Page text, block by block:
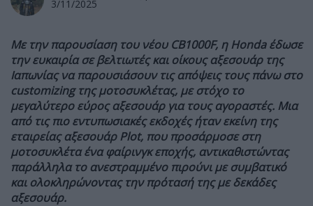
3/11/2025
Με την παρουσίαση του νέου CB1000F, η Honda έδωσε
την ευκαιρία σε βελτιωτές και οίκους αξεσουάρ της
Ιαπωνίας να παρουσιάσουν τις απόψεις τους πάνω στο
customizing της μοτοσυκλέτας, με στόχο το
μεγαλύτερο εύρος αξεσουάρ για τους αγοραστές. Μια
από τις πιο εντυπωσιακές εκδοχές ήταν εκείνη της
εταιρείας αξεσουάρ Plot, που προσάρμοσε στη
μοτοσυκλέτα ένα φαίρινγκ εποχής, αντικαθιστώντας
παράλληλα το ανεστραμμένο πιρούνι με συμβατικό
και ολοκληρώνοντας την πρότασή της με δεκάδες
αξεσουάρ.